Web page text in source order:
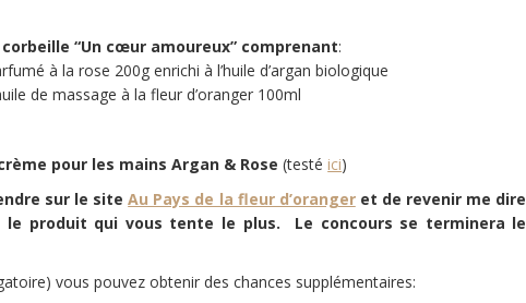
corbeille “Un cœur amoureux” comprenant:
à la rose 200g enrichi à l’huile d’argan biologique
de massage à la fleur d’oranger 100ml
pour les mains Argan & Rose(testéici)
sur le siteAu Pays de la fleur d’orangeret de revenir me dire
le produit qui vous tente le plus. Le concours se terminera le
vous pouvez obtenir des chances supplémentaires: